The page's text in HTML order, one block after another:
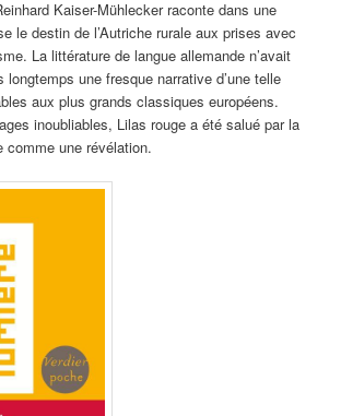
Kaiser-Mühlecker raconte dans une
le destin de l’Autriche rurale aux prises avec
La littérature de langue allemande n’avait
longtemps une fresque narrative d’une telle
aux plus grands classiques européens.
inoubliables, Lilas rouge a été salué par la
comme une révélation.